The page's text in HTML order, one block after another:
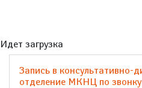
Идет загрузка
Запись в консультативно-
отделение МКНЦ по звонку